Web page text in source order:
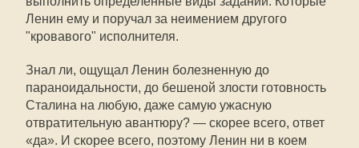
Ленин ему и поручал за неимением другого
"кровавого" исполнителя.
Знал ли, ощущал Ленин болезненную до
параноидальности, до бешеной злости готовность
Сталина на любую, даже самую ужасную
отвратительную авантюру? — скорее всего, ответ
«да». И скорее всего, поэтому Ленин ни в коем